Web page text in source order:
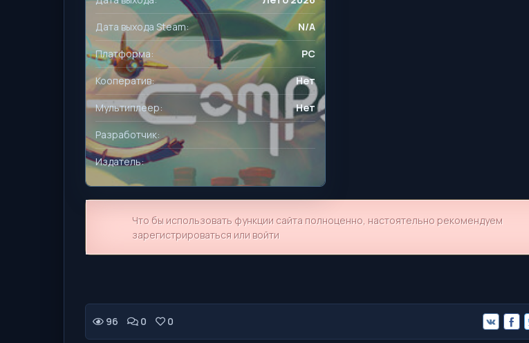
Дата выхода Steam: N/A
Платформа: PC
Кооператив: Нет
Мультиплеер: Нет
Разработчик:
Издатель:
Что бы использовать функции сайта полноценно, настоятельно рекомендуем
зарегистрироваться или войти
96 0 0